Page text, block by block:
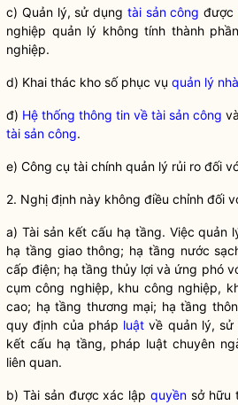
c) Quản lý, sử dụng tài sản công được
nghiệp quản lý không tính thành
nghiệp.
d) Khai thác kho số phục vụ quản lý
đ) Hệ thống thông tin về tài sản công và
tài sản công.
e) Công cụ tài chính quản lý rủi ro đối
2. Nghị định này không điều chỉnh đối
a) Tài sản kết cấu hạ tầng. Việc quản
hạ tầng giao thông; hạ tầng nước
cấp điện; hạ tầng thủy lợi và ứng phó
cụm công nghiệp, khu công nghiệp,
cao; hạ tầng thương mại; hạ tầng
quy định của pháp luật về quản lý,
kết cấu hạ tầng, pháp luật chuyên
liên quan.
b) Tài sản được xác lậpquyền sở hữu